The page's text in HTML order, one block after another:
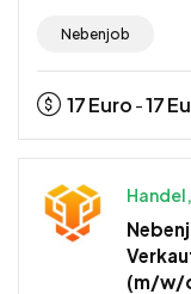
Nebenjob
17Euro -17
(m/w/